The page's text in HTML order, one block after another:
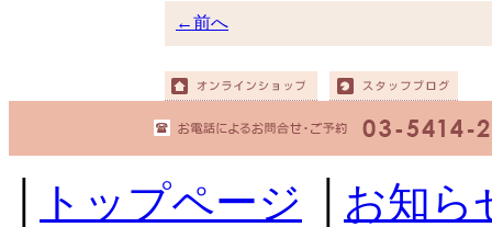
←前へ
トップページ
お知ら